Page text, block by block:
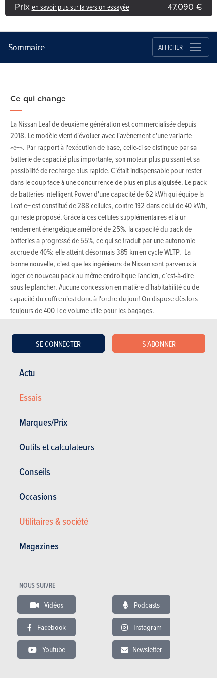
Actu
Essais
Marques/Prix
Outils et calculateurs
Conseils
Occasions
Utilitaires & société
Magazines
SE CONNECTER S'ABONNER
NOUS SUIVRE
Vidéos Podcasts
Facebook Instagram
Youtube Newsletter
Prix en savoir plus sur la version essayée 47.090 €
Sommaire AFFICHER
Ce qui change
La Nissan Leaf de deuxième génération est commercialisée depuis
2018. Le modèle vient d'évoluer avec l'avènement d'une variante
«e+». Par rapport à l'exécution de base, celle-ci se distingue par sa
batterie de capacité plus importante, son moteur plus puissant et sa
possibilité de recharge plus rapide. C'était indispensable pour rester
dans le coup face à une concurrence de plus en plus aiguisée. Le pack
de batteries Intelligent Power d'une capacité de 62 kWh qui équipe la
Leaf e+ est constitué de 288 cellules, contre 192 dans celui de 40 kWh,
qui reste proposé. Grâce à ces cellules supplémentaires et à un
rendement énergétique amélioré de 25%, la capacité du pack de
batteries a progressé de 55%, ce qui se traduit par une autonomie
accrue de 40%: elle atteint désormais 385 km en cycle WLTP. La
bonne nouvelle, c'est que les ingénieurs de Nissan sont parvenus à
loger ce nouveau pack au même endroit que l'ancien, c’est-à-dire
sous le plancher. Aucune concession en matière d'habitabilité ou de
capacité du coffre n'est donc à l'ordre du jour! On dispose dès lors
toujours de 400 l de volume utile pour les bagages.
Comment ça roule
kg, ce qui est compensé par une hausse de puissance du moteur: 217
ch, contre «seulement» 150 à la Leaf de base. En couple, le gain est
performances font un sérieux bond en avant: Nissan revendique un 0
L'une des caractéristiques majeures de la Leaf actuelle est son e-Pedal,
qui autorise la conduite «à une pédale»: accélérer, freiner et même
s'arrêter ne nécessitent, si on le souhaite, que l'utilisation d'une seule
pédale, en l’occurrence l'accélérateur. Cela demande un peu
d'habitude, mais on remarque rapidement que ce concept favorise
une conduite plus détendue qui convient particulièrement bien à une
voiture électrique. Il suffit de modifier la pression exercée sur